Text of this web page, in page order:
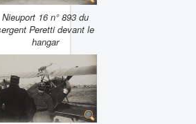
Nieuport 16 n° 893 du
Peretti devant le
hangar